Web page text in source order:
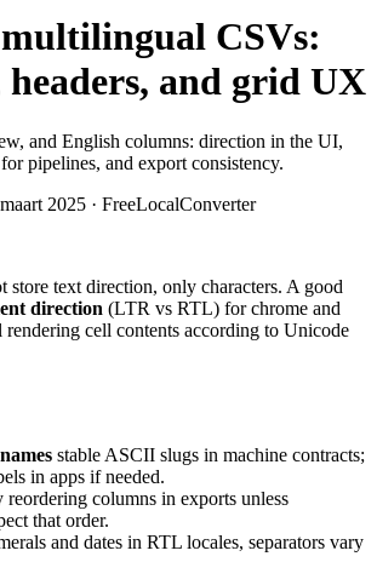
CSVs:
and grid UX
and English columns: direction in the UI,
pipelines, and export consistency.
2025 · FreeLocalConverter
store text direction, only characters. A good
direction (LTR vs RTL) for chrome and
cell contents according to Unicode
stable ASCII slugs in machine contracts;
in apps if needed.
columns in exports unless
that order.
and dates in RTL locales, separators vary